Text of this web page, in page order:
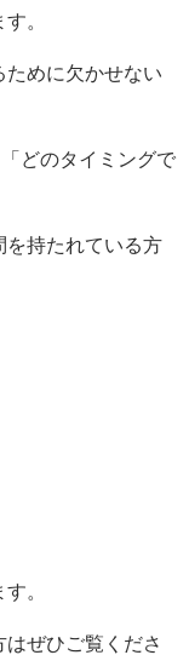
。
めに欠かせない
どのタイミングで
を持たれている方
。
ぜひご覧くださ